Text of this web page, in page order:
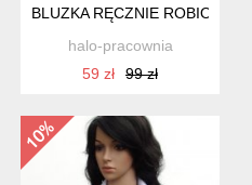
BLUZKA RĘCZNIE ROBIONA
halo-pracownia
59 zł
99 zł